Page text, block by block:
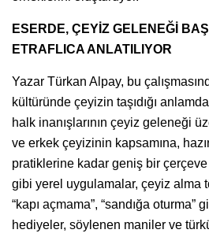
ESERDE, ÇEYİZ GELENEĞİ
ETRAFLICA ANLATILIYOR
Yazar Türkan Alpay, bu
kültüründe çeyizin taşıdığı
halk inanışlarının çeyiz geleneği
ve erkek çeyizinin kapsamına,
pratiklerine kadar geniş bir
gibi yerel uygulamalar, çeyiz alma
“kapı açmama”, “sandığa oturma”
hediyeler, söylenen maniler ve